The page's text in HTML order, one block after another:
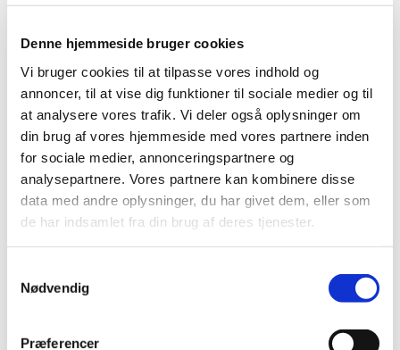
Denne hjemmeside bruger cookies
Vi bruger cookies til at tilpasse vores indhold og
annoncer, til at vise dig funktioner til sociale medier og til
at analysere vores trafik. Vi deler også oplysninger om
din brug af vores hjemmeside med vores partnere inden
for sociale medier, annonceringspartnere og
analysepartnere. Vores partnere kan kombinere disse
data med andre oplysninger, du har givet dem, eller som
de har indsamlet fra din brug af deres tjenester.
Nødvendig
Præferencer
Vrads
Læs mere her
Vedtægter for Bryrup kirkegård